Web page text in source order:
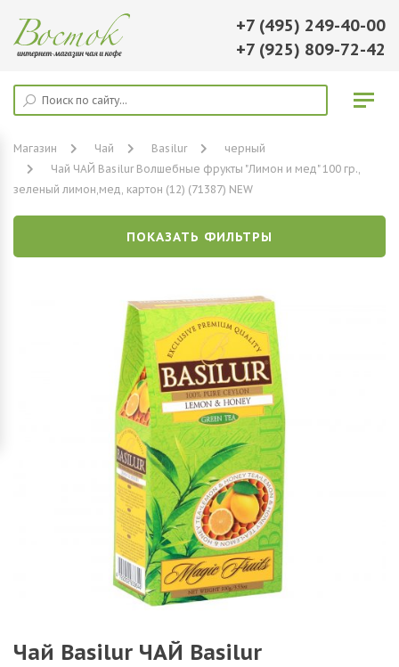
+7 (495) 249-40-00
+7 (925) 809-72-42
Магазин Чай Basilur
черный
Чай ЧАЙ Basilur Волшебные фрукты "Лимон и мед" 100 гр.,
зеленый лимон,мед, картон (12) (71387) NEW
ПОКАЗАТЬ ФИЛЬТРЫ
Чай Basilur ЧАЙ Basilur